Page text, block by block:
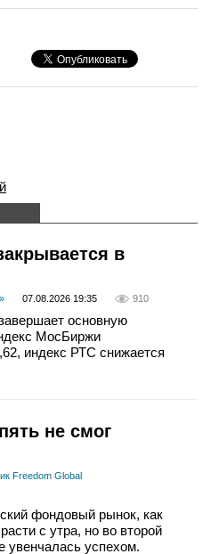
в
07.08.2026 19:35 910
основную
МосБиржи
индекс РТС снижается
не смог
Freedom Global
фондовый рынок, как
с утра, но во второй
увенчалась успехом.